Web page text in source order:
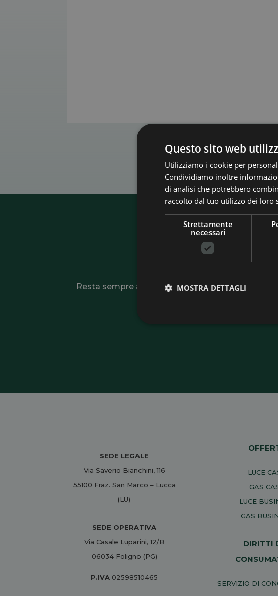
Iscriviti
Resta sempre aggiornato su novità, offerte e
tutte le opportunità per
SEDE LEGALE
Via Saverio Bianchini, 116
55100 Fraz. San Marco – Lucca
(LU)
SEDE OPERATIVA
Via Casale Luparini, 12/B
06034 Foligno (PG)
P.IVA 02598510465
LUCE
GAS
LUCE
GAS
DIRITTI
SERVIZIO DI
Questo sito web
Utilizziamo i cookie per
Condividiamo inoltre
di analisi che potrebbero
raccolto dal tuo utilizzo dei loro
Strettamente
necessari
MOSTRA DETTAGLI